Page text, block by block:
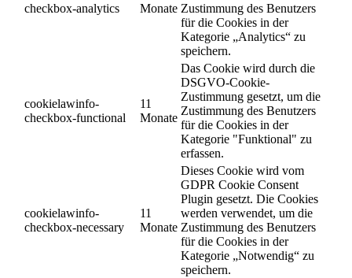
checkbox-analytics
Monate Zustimmung des Benutzers
für die Cookies in der
Kategorie „Analytics“ zu
speichern.
cookielawinfo-
checkbox-functional
11
Monate
Das Cookie wird durch die
DSGVO-Cookie-
Zustimmung gesetzt, um die
Zustimmung des Benutzers
für die Cookies in der
Kategorie "Funktional" zu
erfassen.
cookielawinfo-
checkbox-necessary
11
Monate
Dieses Cookie wird vom
GDPR Cookie Consent
Plugin gesetzt. Die Cookies
werden verwendet, um die
Zustimmung des Benutzers
für die Cookies in der
Kategorie „Notwendig“ zu
speichern.